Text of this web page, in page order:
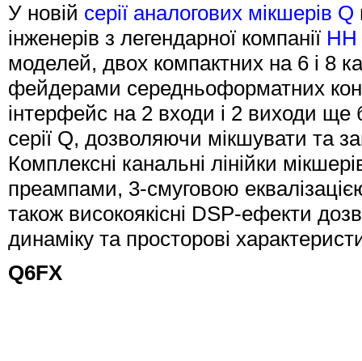
У новій серії аналогових мікшерів Q
інженерів з легендарної компанії
моделей, двох компактних на 6 і 8
фейдерами середньоформатних
інтерфейс на 2 входи і 2 виходи ще
серії Q, дозволяючи мікшувати та
Комплексні канальні лінійки
преампами, 3-смуговою
також високоякісні DSP-ефекти
динаміку та просторові
Q6FX